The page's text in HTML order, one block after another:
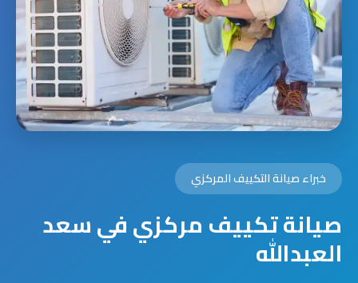
خبراء صيانة التكييف المركزي
صيانة تكييف مركزي في سعد
العبدالله